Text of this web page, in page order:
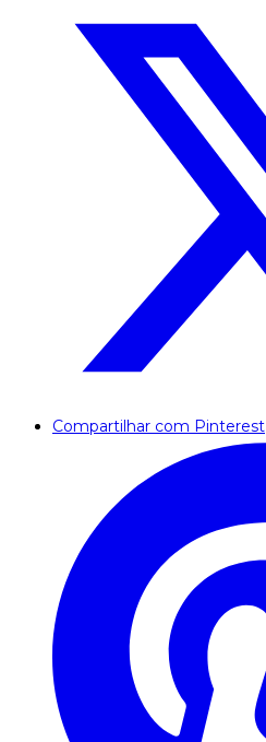
Compartilhar com Pinterest